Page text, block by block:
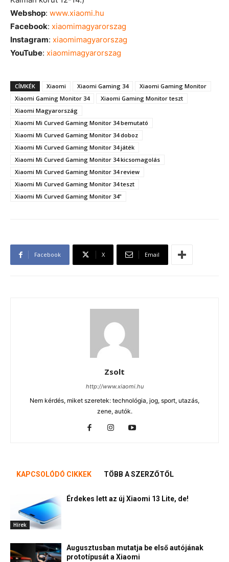
Webshop: www.xiaomi.hu
Facebook: xiaomimagyarorszag
Instagram: xiaomimagyarorszag
YouTube: xiaomimagyarorszag
CÍMKÉK Xiaomi Xiaomi Gaming 34
Xiaomi Gaming Monitor
Xiaomi Gaming Monitor 34
Xiaomi Gaming Monitor teszt
Xiaomi Magyarország
Xiaomi Mi Curved Gaming Monitor 34 bemutató
Xiaomi Mi Curved Gaming Monitor 34 doboz
Xiaomi Mi Curved Gaming Monitor 34 játék
Xiaomi Mi Curved Gaming Monitor 34 kicsomagolás
Xiaomi Mi Curved Gaming Monitor 34 review
Xiaomi Mi Curved Gaming Monitor 34 teszt
Xiaomi Mi Curved Gaming Monitor 34"
Facebook X Email
Zsolt
http://www.xiaomi.hu
Nem kérdés, miket szeretek: technológia, jog, sport, utazás,
zene, autók.
KAPCSOLÓDÓ CIKKEK TÖBB A SZERZŐTŐL
Hírek
Érdekes lett az új Xiaomi 13 Lite, de!
Augusztusban mutatja be első autójának
prototípusát a Xiaomi